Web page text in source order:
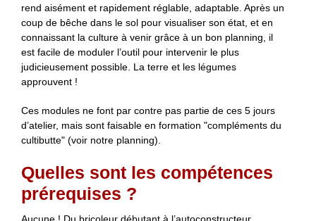
rend aisément et rapidement réglable, adaptable. Après un
coup de bêche dans le sol pour visualiser son état, et en
connaissant la culture à venir grâce à un bon planning, il
est facile de moduler l’outil pour intervenir le plus
judicieusement possible. La terre et les légumes
approuvent !
Ces modules ne font par contre pas partie de ces 5 jours
d’atelier, mais sont faisable en formation "compléments du
cultibutte" (voir notre planning).
Quelles sont les compétences
prérequises ?